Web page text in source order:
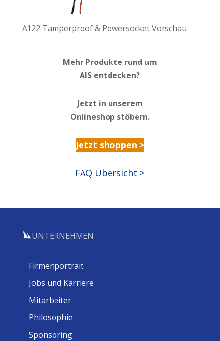
A122 Tamperproof & Powersocket Vorschau
Mehr Produkte rund um
AIS entdecken?
Jetzt in unserem
Onlineshop stöbern.
Jetzt shoppen >
FAQ Übersicht >
UNTERNEHMEN
Firmenportrait
Jobs und Karriere
Mitarbeiter
Philosophie
Sponsoring